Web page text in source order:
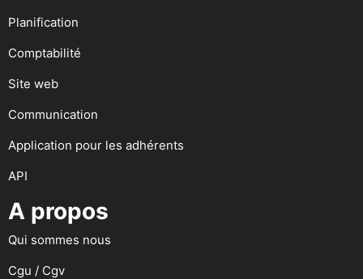
Planification
Comptabilité
Site web
Communication
Application pour les adhérents
API
A propos
Qui sommes nous
Cgu / Cgv